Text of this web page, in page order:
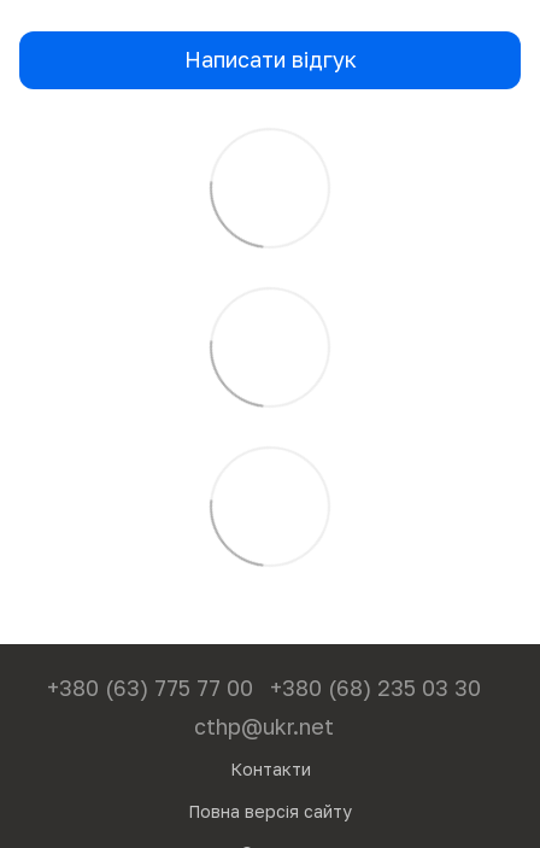
Написати відгук
+380 (63) 775 77 00
+380 (68) 235 03 30
cthp@ukr.net
Контакти
Повна версія сайту